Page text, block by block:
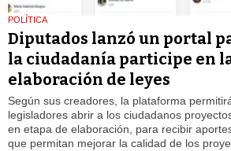
POLÍTICA
Diputados lanzó un portal
la ciudadanía participe en
elaboración de leyes
Según sus creadores, la plataforma
legisladores abrir a los ciudadanos
en etapa de elaboración, para recibir
que permitan mejorar la calidad de los